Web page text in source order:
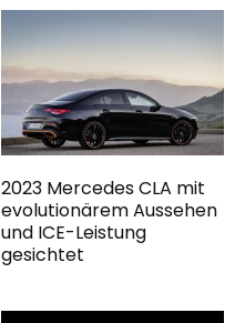
2023 Mercedes CLA mit
evolutionärem Aussehen
und ICE-Leistung
gesichtet